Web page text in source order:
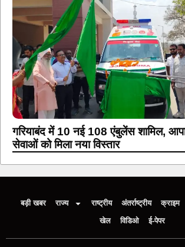
गरियाबंद में 10 नई 108 एंबुलेंस शामिल,
सेवाओं को मिला नया विस्तार
बड़ी खबर राज्य राष्ट्रीय अंतर्राष्ट्रीय क्राइम
खेल
विडिओ ई-पेपर